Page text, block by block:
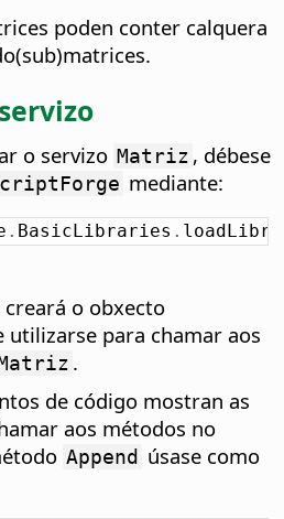
poden conter calquera
o servizo Matriz , débese
mediante:
. BasicLibraries .
o obxecto
utilizarse para chamar aos
.
de código mostran as
aos métodos no
Append úsase como